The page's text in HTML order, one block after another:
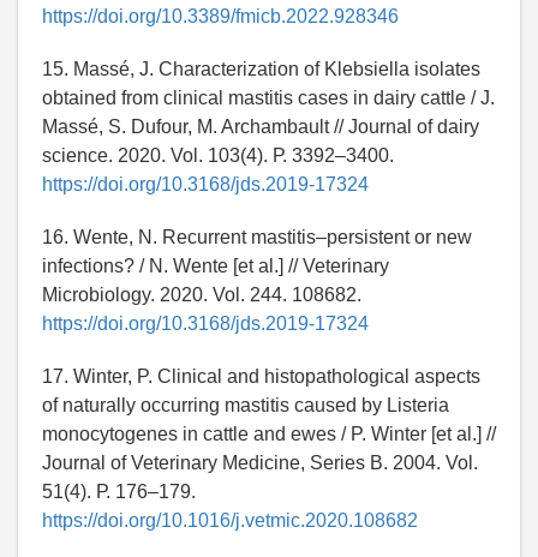
https://doi.org/10.3389/fmicb.2022.928346
15. Massé, J. Characterization of Klebsiella isolates
obtained from clinical mastitis cases in dairy cattle / J.
Massé, S. Dufour, M. Archambault // Journal of dairy
science. 2020. Vol. 103(4). Р. 3392–3400.
https://doi.org/10.3168/jds.2019-17324
16. Wente, N. Recurrent mastitis–persistent or new
infections? / N. Wente [et al.] // Veterinary
Microbiology. 2020. Vol. 244. 108682.
https://doi.org/10.3168/jds.2019-17324
17. Winter, P. Clinical and histopathological aspects
of naturally occurring mastitis caused by Listeria
monocytogenes in cattle and ewes / P. Winter [et al.] //
Journal of Veterinary Medicine, Series B. 2004. Vol.
51(4). Р. 176–179.
https://doi.org/10.1016/j.vetmic.2020.108682